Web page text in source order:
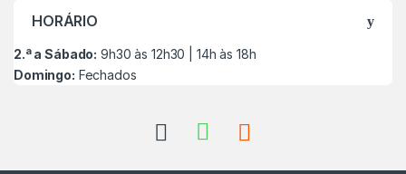
HORÁRIO
2.ª a Sábado: 9h30 às 12h30 | 14h às 18h
Domingo: Fechados